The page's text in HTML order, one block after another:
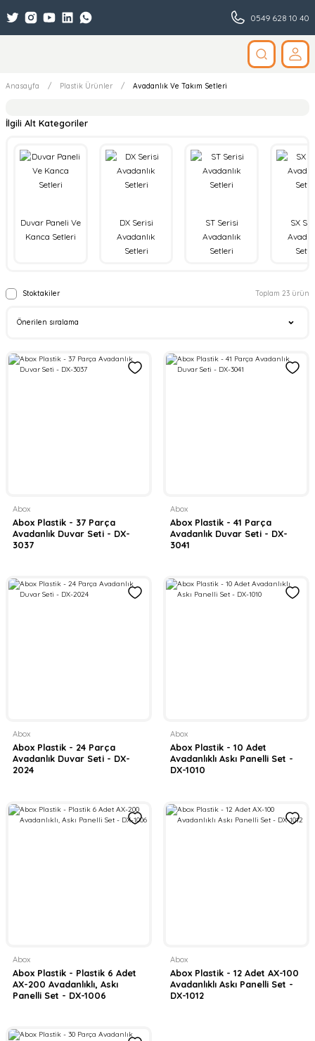
0549 628 10 40
Anasayfa Plastik Ürünler Avadanlık Ve Takım Setleri
İlgili Alt Kategoriler
Duvar Paneli Ve
Kanca Setleri
DX Serisi
Avadanlık
Setleri
ST Serisi
Avadanlık
Setleri
SX
Stoktakiler Toplam 23 ürün
Abox
Abox Plastik - 37 Parça
Avadanlık Duvar Seti - DX-
3037
Abox
Abox Plastik - 41 Parça
Avadanlık Duvar Seti - DX-
3041
Abox
Abox Plastik - 24 Parça
Avadanlık Duvar Seti - DX-
2024
Abox
Abox Plastik - 10 Adet
Avadanlıklı Askı Panelli Set -
DX-1010
Abox
Abox Plastik - Plastik 6 Adet
AX-200 Avadanlıklı, Askı
Panelli Set - DX-1006
Abox
Abox Plastik - 12 Adet AX-100
Avadanlıklı Askı Panelli Set -
DX-1012